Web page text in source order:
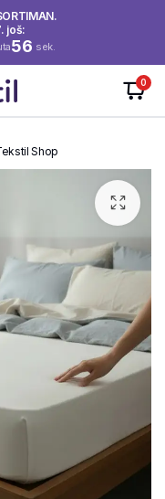
još:
56 sek.
0
Shop